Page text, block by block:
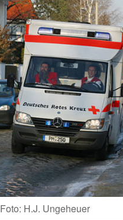
Foto: H.J. Ungeheuer